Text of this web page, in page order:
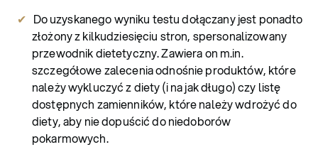
Do uzyskanego wyniku testu dołączany jest ponadto
złożony z kilkudziesięciu stron, spersonalizowany
przewodnik dietetyczny. Zawiera on m.in.
szczegółowe zalecenia odnośnie produktów, które
należy wykluczyć z diety (i na jak długo) czy listę
dostępnych zamienników, które należy wdrożyć do
diety, aby nie dopuścić do niedoborów
pokarmowych.